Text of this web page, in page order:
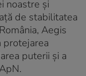
noastre şi
de stabilitatea
Aegis
protejarea
puterii şi a